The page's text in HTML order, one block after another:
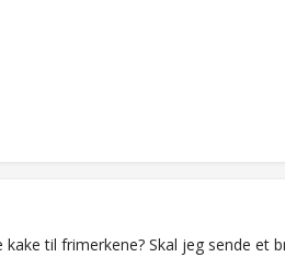
til frimerkene? Skal jeg sende et